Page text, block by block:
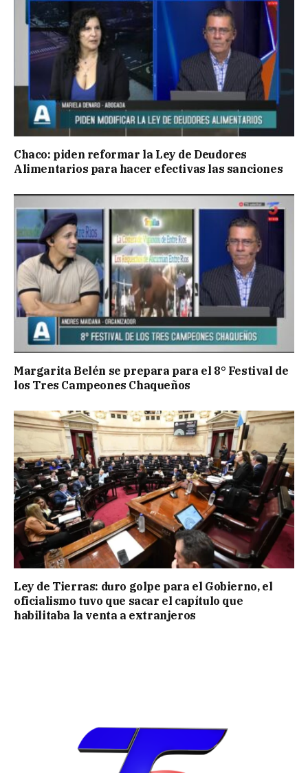
Chaco: piden reformar la Ley de Deudores
Alimentarios para hacer efectivas las sanciones
Margarita Belén se prepara para el 8° Festival de
los Tres Campeones Chaqueños
Ley de Tierras: duro golpe para el Gobierno, el
oficialismo tuvo que sacar el capítulo que
habilitaba la venta a extranjeros